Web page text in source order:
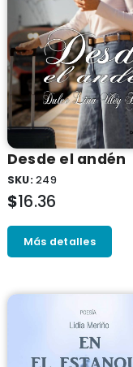
Desde el andén
SKU:249
$16.36
Más detalles